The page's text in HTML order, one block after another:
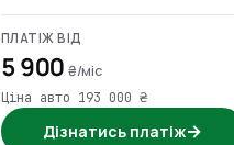
ПЛАТІЖ ВІД
5 900₴/міс
Ціна авто 193 000 ₴
Дізнатись платіж→